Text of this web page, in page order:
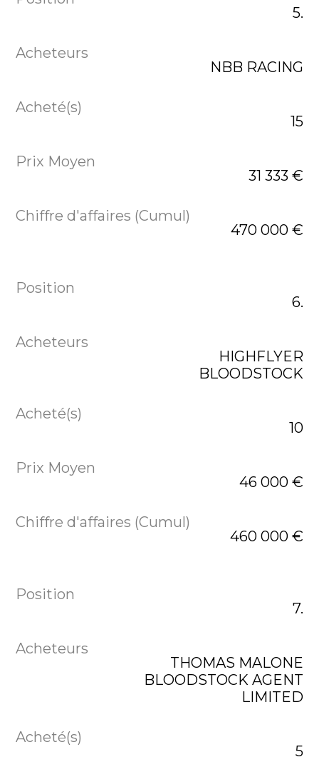
5.
NBB RACING
15
31 333 €
470 000 €
6.
HIGHFLYER
BLOODSTOCK
10
46 000 €
460 000 €
7.
THOMAS MALONE
BLOODSTOCK AGENT
LIMITED
5